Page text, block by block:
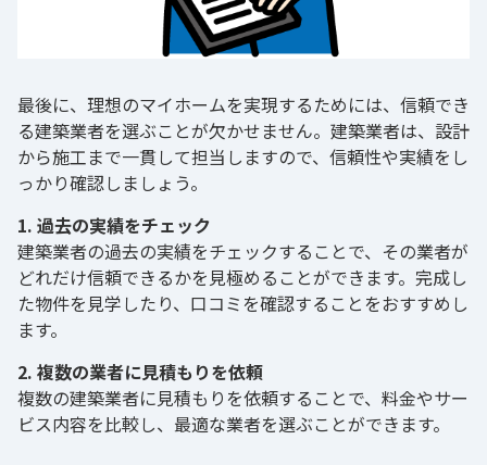
最後に、理想のマイホームを実現するためには、信頼でき
る建築業者を選ぶことが欠かせません。建築業者は、設計
から施工まで一貫して担当しますので、信頼性や実績をし
っかり確認しましょう。
1. 過去の実績をチェック
建築業者の過去の実績をチェックすることで、その業者が
どれだけ信頼できるかを見極めることができます。完成し
た物件を見学したり、口コミを確認することをおすすめし
ます。
2. 複数の業者に見積もりを依頼
複数の建築業者に見積もりを依頼することで、料金やサー
ビス内容を比較し、最適な業者を選ぶことができます。